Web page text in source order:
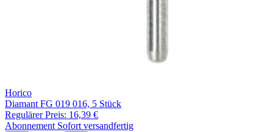
Horico
Diamant FG 019 016, 5 Stück
Regulärer Preis: 16,39 €
Abonnement Sofort versandfertig